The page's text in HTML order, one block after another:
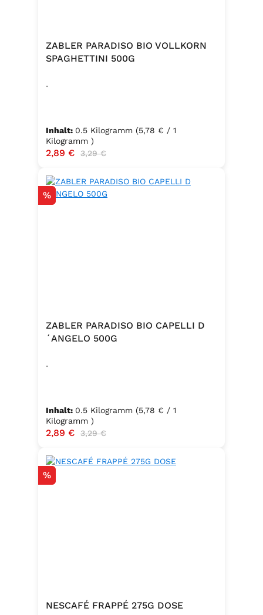
ZABLER PARADISO BIO VOLLKORN
SPAGHETTINI 500G
.
Inhalt: 0.5 Kilogramm (5,78 € / 1
Kilogramm )
Verkaufspreis:
2,89 € Regulärer Preis:
3,29 €
Rabatt
%
ZABLER PARADISO BIO CAPELLI D
´ANGELO 500G
.
Inhalt: 0.5 Kilogramm (5,78 € / 1
Kilogramm )
Verkaufspreis:
2,89 € Regulärer Preis:
3,29 €
Rabatt
%
NESCAFÉ FRAPPÉ 275G DOSE